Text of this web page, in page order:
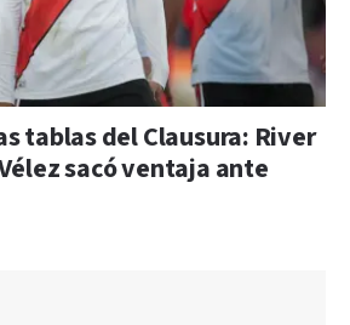
tablas del Clausura: River
sacó ventaja ante